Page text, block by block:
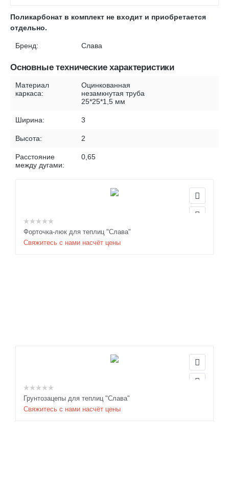
Поликарбонат в комплект не входит и приобретается
отдельно.
Бренд: Слава
Основные технические характеристики
Материал
каркаса:
Оцинкованная
незамкнутая труба
25*25*1,5 мм
Ширина: 3
Высота: 2
Расстояние
между дугами:
0,65
Форточка-люк для теплиц "Слава"
Свяжитесь с нами насчёт цены
Грунтозацепы для теплиц "Слава"
Свяжитесь с нами насчёт цены